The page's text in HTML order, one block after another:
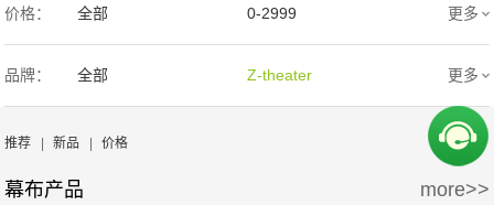
专业扩声音箱 幕布产品
声学产品 智能产品
周边产品
编织透声幕 高清4K幕布
价格： 全部 0-2999
3000-9999 1万-5万
5万-15万
30万-50万
更多
品牌： 全部 Z-theater
Screen Excellence
更多
推荐 | 新品 | 价格
幕布产品 more>>